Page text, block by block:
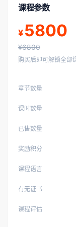
课程参数
¥5800
¥6800
购买后即可解锁全部
章节数量
课时数量
已售数量
奖励积分
课程语言
有无证书
课程评估